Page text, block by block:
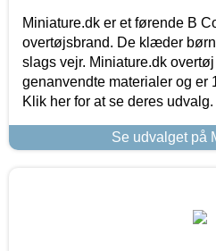
Miniature.dk er et førende B
overtøjsbrand. De klæder
slags vejr. Miniature.dk
genanvendte materialer og er
Klik her for at se deres udvalg.
Se udvalget på